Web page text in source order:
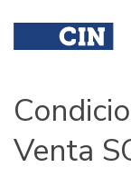
Venta